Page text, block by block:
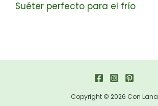
Suéter perfecto para el frío
Copyright © 2026 Con Lana